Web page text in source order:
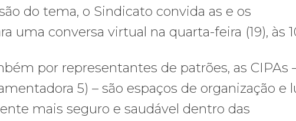
do tema, o Sindicato convida as e os
uma conversa virtual na quarta-feira (19), às
por representantes de patrões, as CIPAs
5) – são espaços de organização e
mais seguro e saudável dentro das